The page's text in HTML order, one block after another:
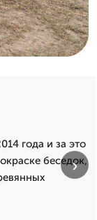
года и за это
беседок,
›